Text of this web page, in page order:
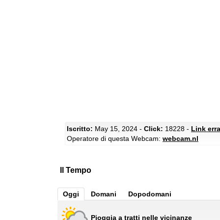
Iscritto: May 15, 2024 - Click: 18228 - Link
Operatore di questa Webcam: webcam.nl
Il Tempo
Oggi Domani Dopodomani
Pioggia a tratti nelle vicinanze